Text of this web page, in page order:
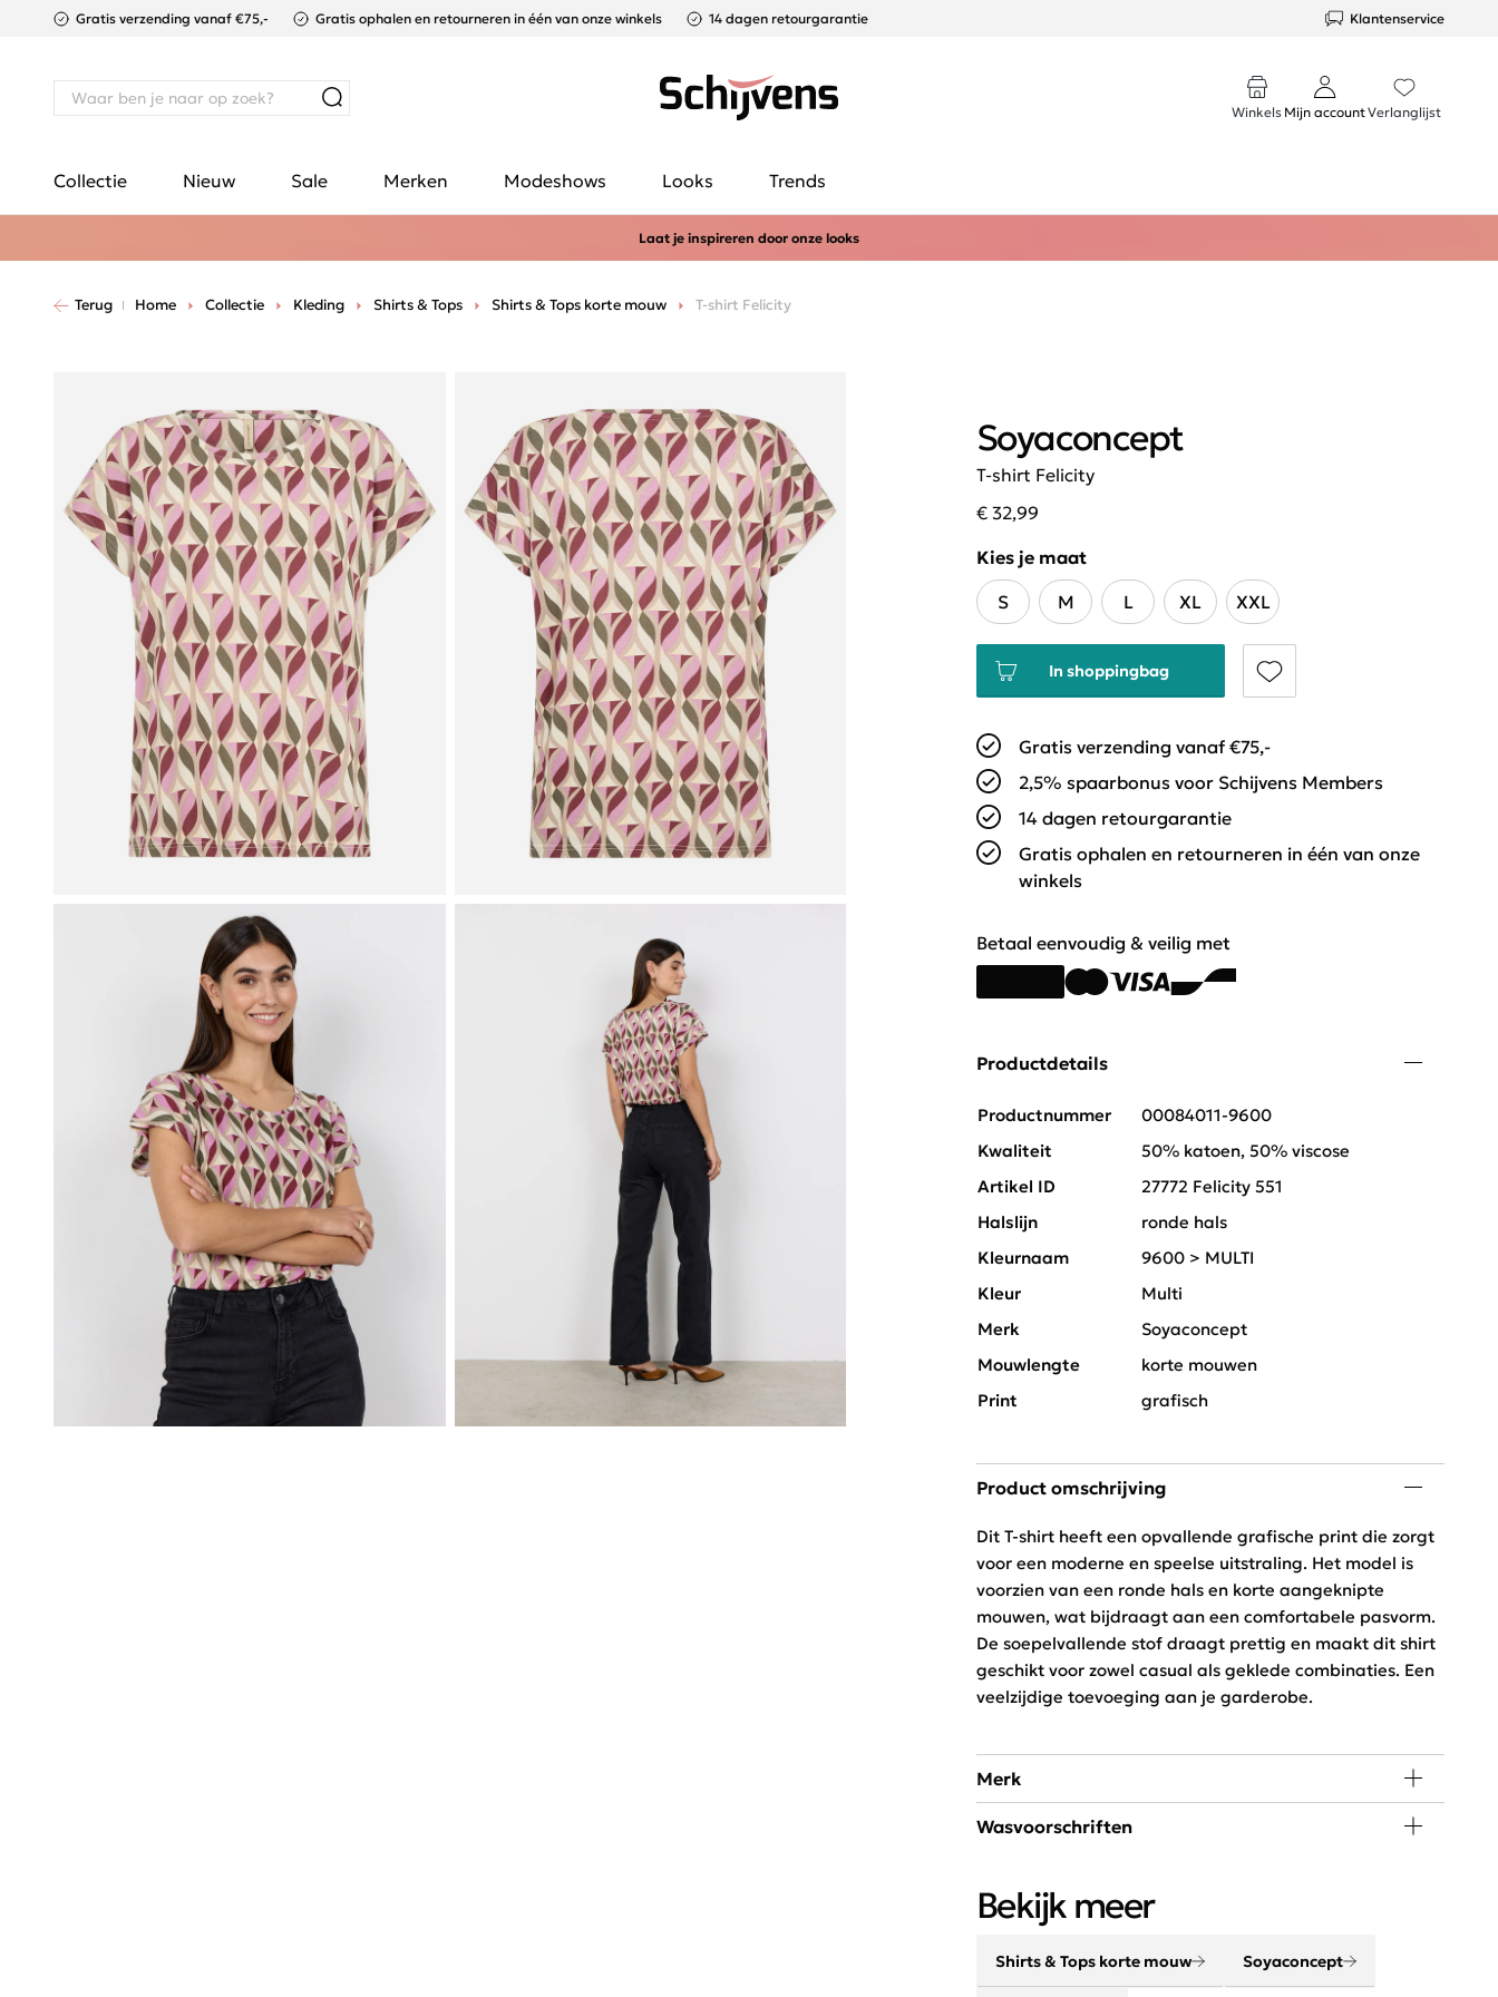
Gratis verzending vanaf €75,- Gratis ophalen en retourneren in één van onze winkels 14 dagen retourgarantie Klantenservice
Winkels Mijn accountVerlanglijst
Collectie Nieuw Sale Merken Modeshows Looks Trends
Laat je inspireren door onze looks
Terug Home Collectie Kleding Shirts & Tops Shirts & Tops korte mouw T-shirt Felicity
T-shirt Felicity
Soyaconcept
€ 32,99
Kies je maat
S
M L XL XXL
In shoppingbag
Gratis verzending vanaf €75,-
2,5% spaarbonus voor Schijvens Members
14 dagen retourgarantie
Gratis ophalen en retourneren in één van onze
winkels
Betaal eenvoudig & veilig met
Productdetails
Productnummer
00084011-9600
Kwaliteit
50% katoen, 50% viscose
Artikel ID
27772 Felicity 551
Halslijn
ronde hals
Kleurnaam
9600 > MULTI
Kleur
Multi
Merk
Soyaconcept
Mouwlengte
korte mouwen
Print
grafisch
Product omschrijving
Dit T-shirt heeft een opvallende grafische print die zorgt
voor een moderne en speelse uitstraling. Het model is
voorzien van een ronde hals en korte aangeknipte
mouwen, wat bijdraagt aan een comfortabele pasvorm.
De soepelvallende stof draagt prettig en maakt dit shirt
geschikt voor zowel casual als geklede combinaties. Een
veelzijdige toevoeging aan je garderobe.
Merk
Soyaconcept heeft een vrouwelijke collectie met
ultra vrouwelijk met een stoere en casual touch.
Wasvoorschriften
Bekijk meer
Shirts & Tops korte mouw Soyaconcept